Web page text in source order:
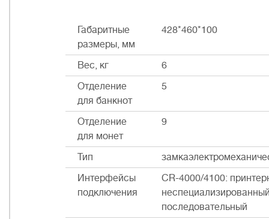
Габаритные
размеры, мм
428*460*100
Вес, кг
6
Отделение
для банкнот
5
Отделение
для монет
9
Тип
Интерфейсы
подключения
CR-4000/4100:
последовательный